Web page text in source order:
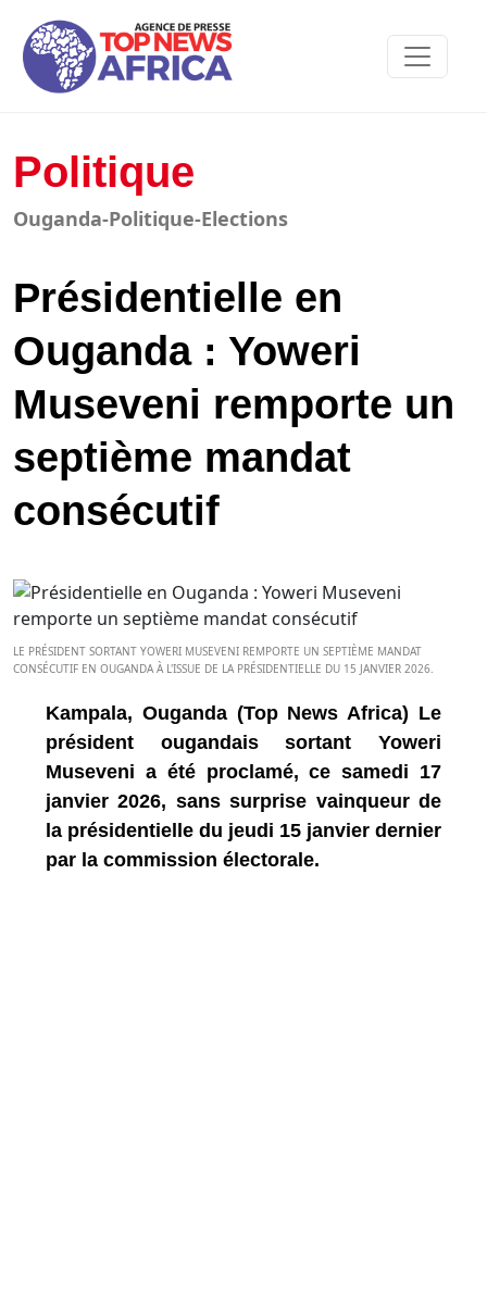
Politique
Ouganda-Politique-Elections
Présidentielle en
Ouganda : Yoweri
Museveni remporte un
septième mandat
consécutif
LE PRÉSIDENT SORTANT YOWERI MUSEVENI REMPORTE UN SEPTIÈME MANDAT
CONSÉCUTIF EN OUGANDA À L'ISSUE DE LA PRÉSIDENTIELLE DU 15 JANVIER 2026.
Kampala, Ouganda (Top News Africa) Le
président ougandais sortant Yoweri
Museveni a été proclamé, ce samedi 17
janvier 2026, sans surprise vainqueur de
la présidentielle du jeudi 15 janvier dernier
par la commission électorale.